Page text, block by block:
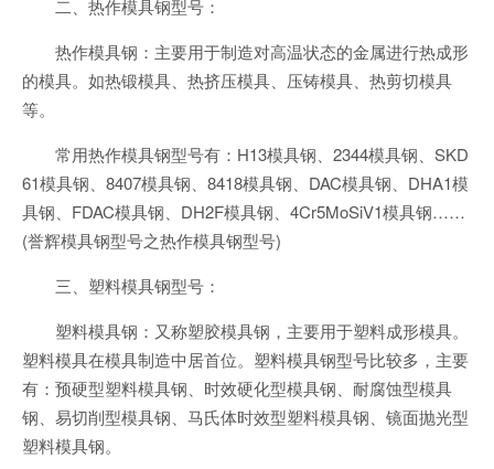
二、热作模具钢型号：
热作模具钢：主要用于制造对高温状态的金属进行热成形
的模具。如热锻模具、热挤压模具、压铸模具、热剪切模具
等。
常用热作模具钢型号有：H13模具钢、2344模具钢、SKD
61模具钢、8407模具钢、8418模具钢、DAC模具钢、DHA1模
具钢、FDAC模具钢、DH2F模具钢、4Cr5MoSiV1模具钢……
(誉辉模具钢型号之热作模具钢型号)
三、塑料模具钢型号：
塑料模具钢：又称塑胶模具钢，主要用于塑料成形模具。
塑料模具在模具制造中居首位。塑料模具钢型号比较多，主要
有：预硬型塑料模具钢、时效硬化型模具钢、耐腐蚀型模具
钢、易切削型模具钢、马氏体时效型塑料模具钢、镜面抛光型
塑料模具钢。